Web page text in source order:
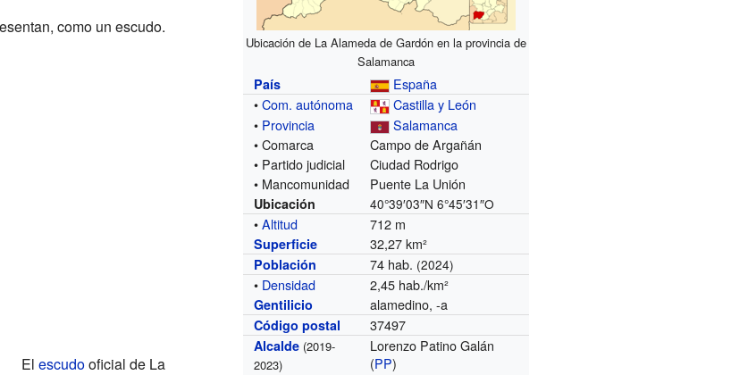
Ubicación de La Alameda de Gardón en la provincia de
Salamanca
País
España
•Com. autónoma
Castilla y León
• Provincia
Salamanca
• Comarca
Campo de Argañán
• Partido judicial
Ciudad Rodrigo
• Mancomunidad
Puente La Unión
Ubicación 40°39′03″N 6°45′31″O
•Altitud 712 m
Superficie 32,27 km²
Población 74 hab. (2024)
• Densidad 2,45 hab./km²
Gentilicio alamedino, -a
Código postal 37497
Alcalde (2019-
2023)
Lorenzo Patino Galán
(PP)
como un escudo.
El escudooficial de La